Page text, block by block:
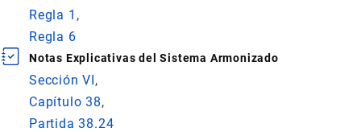
Regla 1
Regla 6
Notas Explicativas del Sistema Armonizado
Sección VI
Capítulo 38
Partida 38.24